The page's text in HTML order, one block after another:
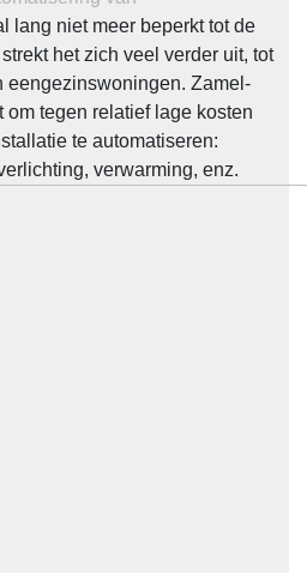
lang niet meer beperkt tot de
het zich veel verder uit, tot
eengezinswoningen. Zamel-
tegen relatief lage kosten
te automatiseren:
verwarming, enz.